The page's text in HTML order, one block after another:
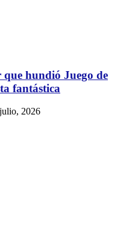
hundió Juego de
fantástica
2026